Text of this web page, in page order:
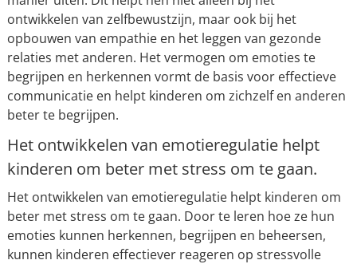
ontwikkelen van zelfbewustzijn, maar ook bij het
opbouwen van empathie en het leggen van gezonde
relaties met anderen. Het vermogen om emoties te
begrijpen en herkennen vormt de basis voor effectieve
communicatie en helpt kinderen om zichzelf en anderen
beter te begrijpen.
Het ontwikkelen van emotieregulatie helpt
kinderen om beter met stress om te gaan.
Het ontwikkelen van emotieregulatie helpt kinderen om
beter met stress om te gaan. Door te leren hoe ze hun
emoties kunnen herkennen, begrijpen en beheersen,
kunnen kinderen effectiever reageren op stressvolle